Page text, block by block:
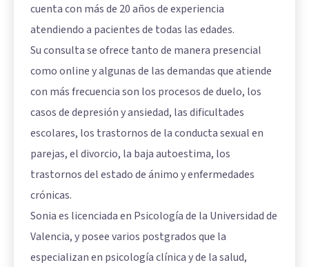
cuenta con más de 20 años de experiencia
atendiendo a pacientes de todas las edades.
Su consulta se ofrece tanto de manera presencial
como online y algunas de las demandas que atiende
con más frecuencia son los procesos de duelo, los
casos de depresión y ansiedad, las dificultades
escolares, los trastornos de la conducta sexual en
parejas, el divorcio, la baja autoestima, los
trastornos del estado de ánimo y enfermedades
crónicas.
Sonia es licenciada en Psicología de la Universidad de
Valencia, y posee varios postgrados que la
especializan en psicología clínica y de la salud,